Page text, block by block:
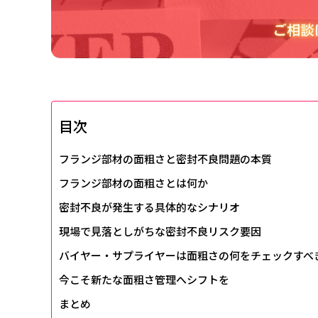
目次
フランジ部材の面粗さと密封不良問題の本質
フランジ部材の面粗さとは何か
密封不良が発生する具体的なシナリオ
現場で見落としがちな密封不良リスク要因
バイヤー・サプライヤーは面粗さの何をチェックすべ
今こそ新たな面粗さ管理へシフトを
まとめ